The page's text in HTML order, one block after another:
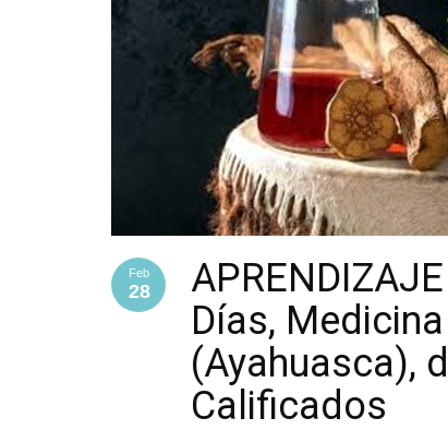
Feb
28
Días,
(Ayahuasca),
Calificados